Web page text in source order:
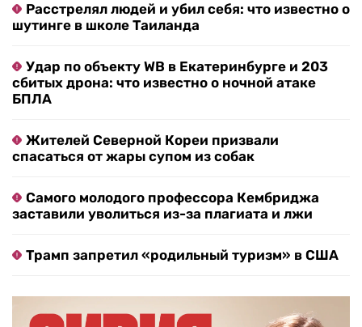
Расстрелял людей и убил себя: что известно о
шутинге в школе Таиланда
Удар по объекту WB в Екатеринбурге и 203
сбитых дрона: что известно о ночной атаке
БПЛА
Жителей Северной Кореи призвали
спасаться от жары супом из собак
Самого молодого профессора Кембриджа
заставили уволиться из-за плагиата и лжи
Трамп запретил «родильный туризм» в США